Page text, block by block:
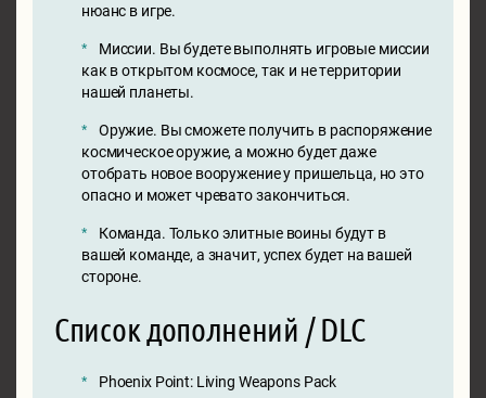
нюанс в игре.
Миссии. Вы будете выполнять игровые миссии
как в открытом космосе, так и не территории
нашей планеты.
Оружие. Вы сможете получить в распоряжение
космическое оружие, а можно будет даже
отобрать новое вооружение у пришельца, но это
опасно и может чревато закончиться.
Команда. Только элитные воины будут в
вашей команде, а значит, успех будет на вашей
стороне.
Список дополнений / DLC
Phoenix Point: Living Weapons Pack